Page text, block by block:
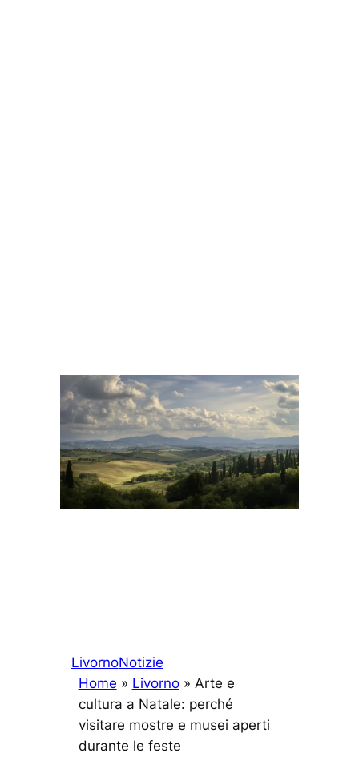
LivornoNotizie
Home » Livorno» Arte e
cultura a Natale: perché
visitare mostre e musei aperti
durante le feste